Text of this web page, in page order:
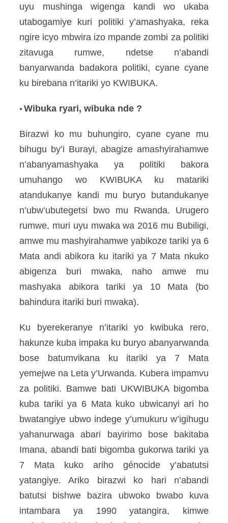
uyu mushinga wigenga kandi wo ukaba
utabogamiye kuri politiki y’amashyaka, reka
ngire icyo mbwira izo mpande zombi za politiki
zitavuga rumwe, ndetse n’abandi
banyarwanda badakora politiki, cyane cyane
ku birebana n’itariki yo KWIBUKA.
• Wibuka ryari, wibuka nde ?
Birazwi ko mu buhungiro, cyane cyane mu
bihugu by’i Burayi, abagize amashyirahamwe
n’abanyamashyaka ya politiki bakora
umuhango wo KWIBUKA ku matariki
atandukanye kandi mu buryo butandukanye
n’ubw’ubutegetsi bwo mu Rwanda. Urugero
rumwe, muri uyu mwaka wa 2016 mu Bubiligi,
amwe mu mashyirahamwe yabikoze tariki ya 6
Mata andi abikora ku itariki ya 7 Mata nkuko
abigenza buri mwaka, naho amwe mu
mashyaka abikora tariki ya 10 Mata (bo
bahindura itariki buri mwaka).
Ku byerekeranye n’itariki yo kwibuka rero,
hakunze kuba impaka ku buryo abanyarwanda
bose batumvikana ku itariki ya 7 Mata
yemejwe na Leta y’Urwanda. Kubera impamvu
za politiki. Bamwe bati UKWIBUKA bigomba
kuba tariki ya 6 Mata kuko ubwicanyi ari ho
bwatangiye ubwo indege y’umukuru w’igihugu
yahanurwaga abari bayirimo bose bakitaba
Imana, abandi bati bigomba gukorwa tariki ya
7 Mata kuko ariho génocide y’abatutsi
yatangiye. Ariko birazwi ko hari n’abandi
batutsi bishwe bazira ubwoko bwabo kuva
intambara ya 1990 yatangira, kimwe